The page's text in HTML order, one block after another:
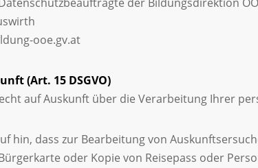
ooe.gv.at
(Art. 15 DSGVO)
auf Auskunft über die Verarbeitung Ihrer
hin, dass zur Bearbeitung von
oder Kopie von Reisepass oder